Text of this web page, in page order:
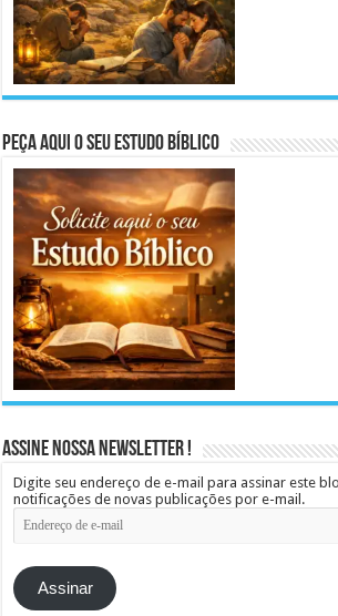
Peça aqui o seu Estudo Bíblico
Assine Nossa Newsletter !
Digite seu endereço de e-mail para assinar este
notificações de novas publicações por e-mail.
Endereço
de
mail
Assinar